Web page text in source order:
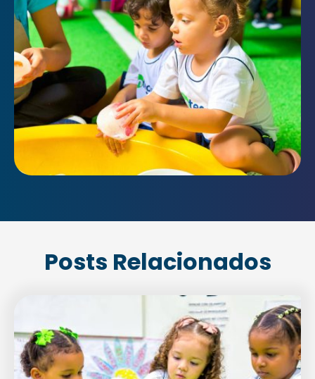
Posts Relacionados